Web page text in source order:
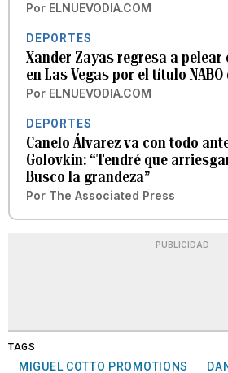
Por ELNUEVODIA.COM
DEPORTES
Xander Zayas regresa a pelear
en Las Vegas por el título NABO
Por ELNUEVODIA.COM
DEPORTES
Canelo Álvarez va con todo
Golovkin: “Tendré que
Busco la grandeza”
Por The Associated Press
PUBLICIDAD
TAGS
MIGUEL COTTO PROMOTIONS